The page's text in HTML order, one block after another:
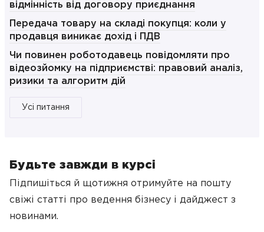
відмінність від договору приєднання
Передача товару на складі покупця: коли у
продавця виникає дохід і ПДВ
Чи повинен роботодавець повідомляти про
відеозйомку на підприємстві: правовий аналіз,
ризики та алгоритм дій
Усі питання
Будьте завжди в курсі
Підпишіться й щотижня отримуйте на пошту
свіжі статті про ведення бізнесу і дайджест з
новинами.